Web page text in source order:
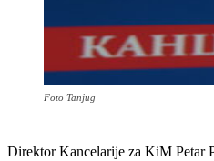
Foto Tanjug
Direktor Kancelarije za KiM Petar